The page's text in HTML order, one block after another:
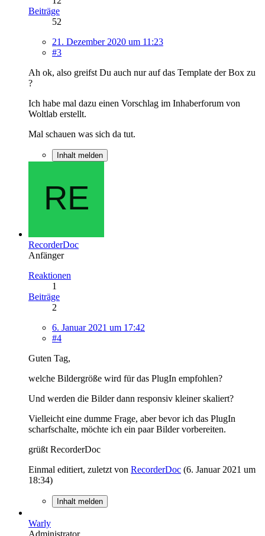
Beiträge
52
21. Dezember 2020 um 11:23
#3
Ah ok, also greifst Du auch nur auf das Template der Box zu
?
Ich habe mal dazu einen Vorschlag im Inhaberforum von
Woltlab erstellt.
Mal schauen was sich da tut.
Inhalt melden
RecorderDoc
Anfänger
Reaktionen
1
Beiträge
2
6. Januar 2021 um 17:42
#4
Guten Tag,
welche Bildergröße wird für das PlugIn empfohlen?
Und werden die Bilder dann responsiv kleiner skaliert?
Vielleicht eine dumme Frage, aber bevor ich das PlugIn
scharfschalte, möchte ich ein paar Bilder vorbereiten.
grüßt RecorderDoc
Einmal editiert, zuletzt von RecorderDoc (6. Januar 2021 um
18:34)
Inhalt melden
Warly
Administrator